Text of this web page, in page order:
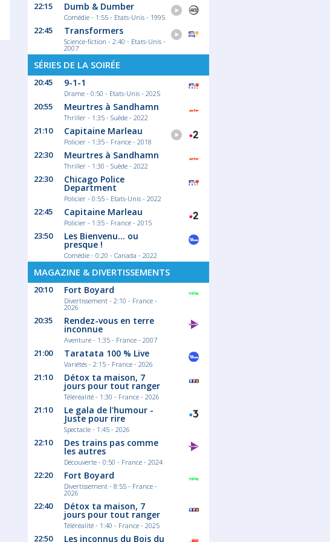
22:15 Dumb & Dumber
Comédie - 1:55 - Etats-Unis - 1995
22:45 Transformers
Science-fiction - 2:40 - Etats-Unis -
2007
SÉRIES DE LA SOIRÉE
20:45 9-1-1
Drame - 0:50 - Etats-Unis - 2025
20:55 Meurtres à Sandhamn
Thriller - 1:35 - Suède - 2022
21:10 Capitaine Marleau
Policier - 1:35 - France - 2018
22:30 Meurtres à Sandhamn
Thriller - 1:30 - Suède - 2022
22:30 Chicago Police
Department
Policier - 0:55 - Etats-Unis - 2022
22:45 Capitaine Marleau
Policier - 1:35 - France - 2015
23:50 Les Bienvenu... ou
presque !
Comédie - 0:20 - Canada - 2022
MAGAZINE & DIVERTISSEMENTS
20:10 Fort Boyard
Divertissement - 2:10 - France -
2026
20:35 Rendez-vous en terre
inconnue
Aventure - 1:35 - France - 2007
21:00 Taratata 100 % Live
Variétés - 2:15 - France - 2026
21:10 Détox ta maison, 7
jours pour tout ranger
Téléréalité - 1:30 - France - 2026
21:10 Le gala de l'humour -
Juste pour rire
Spectacle - 1:45 - 2026
22:10 Des trains pas comme
les autres
Découverte - 0:50 - France - 2024
22:20 Fort Boyard
Divertissement - 8:55 - France -
2026
22:40 Détox ta maison, 7
jours pour tout ranger
Téléréalité - 1:40 - France - 2025
22:50 Les inconnus du Bois du